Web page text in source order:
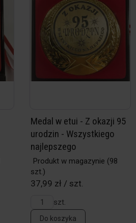
Medal w etui - Z okazji 95
urodzin - Wszystkiego
najlepszego
Produkt w magazynie (98
szt.)
37,99 zł / szt.
szt.
Do koszyka